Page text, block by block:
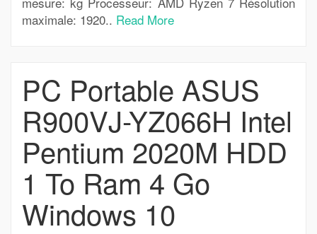
maximale: 1920.. Read More
PC Portable ASUS
R900VJ-YZ066H Intel
Pentium 2020M HDD
1 To Ram 4 Go
Windows 10